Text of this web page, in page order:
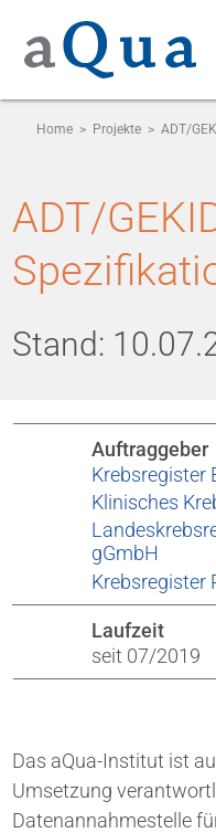
Home > Projekte > ADT/
ADT/
Stand:
Auftraggeber
Krebsregister
Klinisches
gGmbH
Krebsregister
Laufzeit
seit 07/2019
Das aQua-Institut ist
Umsetzung
Datenannahmestelle